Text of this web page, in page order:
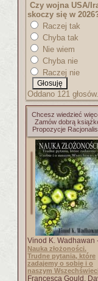
Czy wojna USA/
skoczy się w
Raczej tak
Chyba tak
Nie wiem
Chyba nie
Raczej nie
Oddano 121 głosów.
Chcesz wiedzieć
Zamów dobrą
Propozycje
Vinod K. Wadhawan
Nauka złożoności.
Trudne pytania, które
zadajemy o sobie i o
naszym
Francesca Gould,